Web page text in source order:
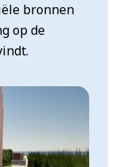
bronnen
op de